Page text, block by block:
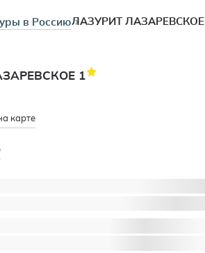
в РоссиюЛАЗУРИТ ЛАЗАРЕВСКОЕ
1
карте